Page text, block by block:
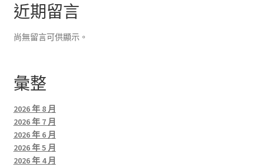
近期留言
尚無留言可供顯示。
彙整
2026 年 8 月
2026 年 7 月
2026 年 6 月
2026 年 5 月
2026 年 4 月